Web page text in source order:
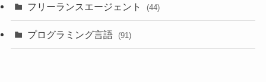
フリーランスエージェント (44)
プログラミング言語 (91)